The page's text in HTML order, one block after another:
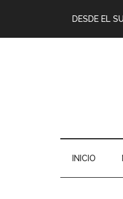
DESDE EL
INICIO